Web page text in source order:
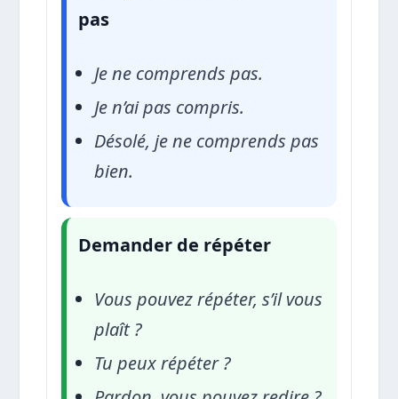
pas
Je ne comprends pas.
Je n’ai pas compris.
Désolé, je ne comprends pas
bien.
Demander de répéter
Vous pouvez répéter, s’il vous
plaît ?
Tu peux répéter ?